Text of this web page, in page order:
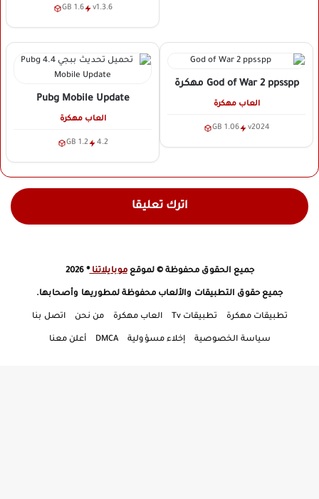
v1.3.6
1.6 GB
God of War 2 ppsspp مهكرة
العاب مهكرة
v2024
1.06 GB
Pubg Mobile Update
العاب مهكرة
4.2
1.2 GB
اترك تعليقا
جميع الحقوق محفوظة © لموقعموبايلاتنا® 2026
جميع حقوق التطبيقات والألعاب محفوظة لمطوريها وأصحابها.
تطبيقات مهكرة تطبيقات Tv العاب مهكرة من نحن اتصل بنا
سياسة الخصوصية إخلاء مسؤولية DMCA أعلن معنا